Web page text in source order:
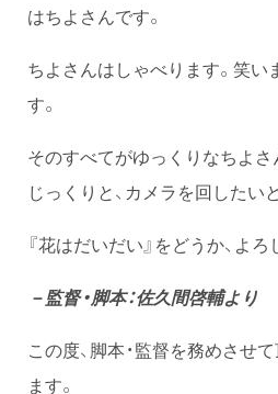
はちよさんです。
ちよさんはしゃべります。笑い
す。
そのすべてがゆっくりなちよさ
じっくりと、カメラを回したい
『花はだいだい』をどうか、よ
－監督・脚本：佐久間啓輔より
この度、脚本・監督を務めさせ
ます。